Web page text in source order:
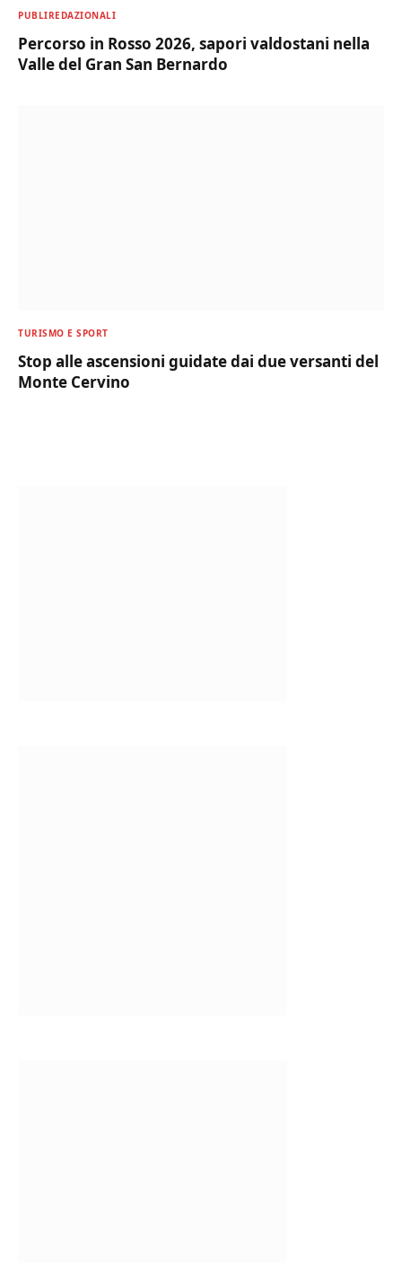
PUBLIREDAZIONALI
Percorso in Rosso 2026, sapori valdostani nella
Valle del Gran San Bernardo
TURISMO E SPORT
Stop alle ascensioni guidate dai due versanti del
Monte Cervino